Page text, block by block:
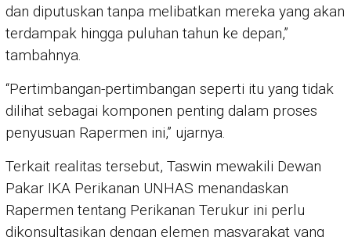
dan diputuskan tanpa melibatkan mereka yang akan
terdampak hingga puluhan tahun ke depan,”
tambahnya.
“Pertimbangan-pertimbangan seperti itu yang tidak
dilihat sebagai komponen penting dalam proses
penyusuan Rapermen ini,” ujarnya.
Terkait realitas tersebut, Taswin mewakili Dewan
Pakar IKA Perikanan UNHAS menandaskan
Rapermen tentang Perikanan Terukur ini perlu
dikonsultasikan dengan elemen masyarakat yang